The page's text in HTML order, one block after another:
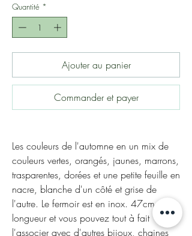
Quantité *
Ajouter au panier
Commander et payer
Les couleurs de l'automne en un mix de
couleurs vertes, orangés, jaunes, marrons,
trasparentes, dorées et une petite feuille en
nacre, blanche d'un côté et grise de
l'autre. Le fermoir est en inox. 47cm de
longueur et vous pouvez tout à fait
l'associer avec d'autres bijoux, chaines